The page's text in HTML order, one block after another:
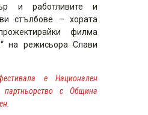
и работливите и
стълбове – хората
филма
на режисьора Слави
е Национален
с Община